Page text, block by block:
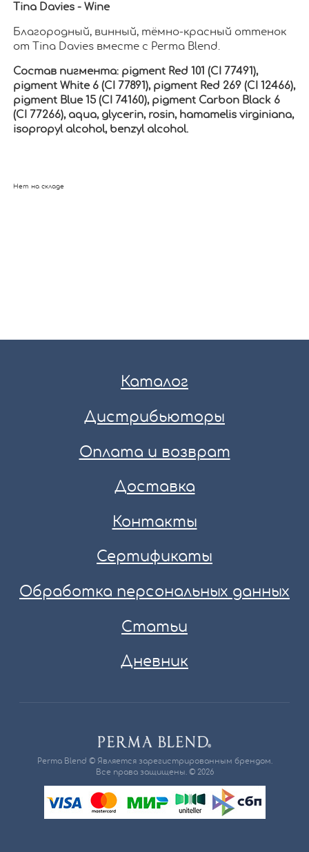
Tina Davies - Wine
Благородный, винный, тёмно-красный оттенок
от Tina Davies вместе с Perma Blend.
Состав пигмента: pigment Red 101 (CI 77491),
pigment White 6 (CI 77891), pigment Red 269 (CI 12466),
pigment Blue 15 (CI 74160), pigment Carbon Black 6
(CI 77266), aqua, glycerin, rosin, hamamelis virginiana,
isopropyl alcohol, benzyl alcohol.
Нет на складе
Каталог
Дистрибьюторы
Оплата и возврат
Доставка
Контакты
Сертификаты
Обработка персональных данных
Статьи
Дневник
Perma Blend © Является зарегистрированным брендом.
Все права защищены. © 2026